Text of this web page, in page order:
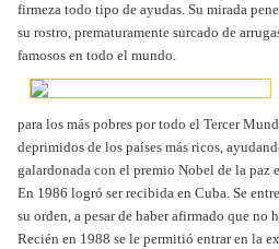
firmeza todo tipo de ayudas. Su mirada
su rostro, prematuramente surcado de
famosos en todo el mundo.
para los más pobres por todo el Tercer
deprimidos de los países más ricos,
galardonada con el premio Nobel de la paz
En 1986 logró ser recibida en Cuba. Se
su orden, a pesar de haber afirmado que no
Recién en 1988 se le permitió entrar en la